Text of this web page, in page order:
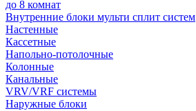
до 8 комнат
Внутренние блоки мульти сплит систем
Настенные
Кассетные
Напольно-потолочные
Колонные
Канальные
VRV/VRF системы
Наружные блоки